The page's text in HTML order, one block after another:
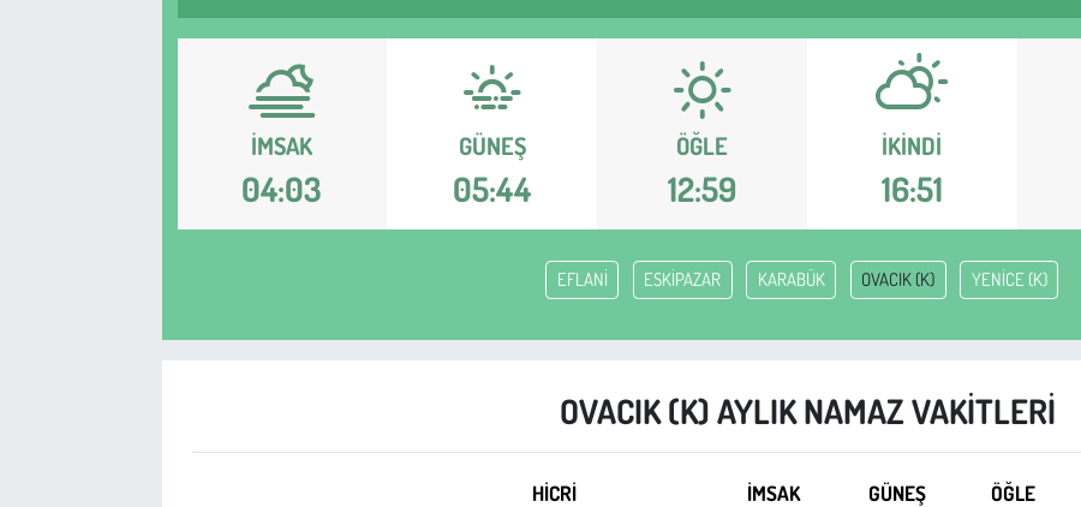
İMSAK
04:03
GÜNEŞ
05:44
ÖĞLE
12:59
İKINDI
16:51
EFLANİ ESKİPAZAR KARABÜK OVACIK (K) YENİCE (K)
OVACIK (K) AYLIK NAMAZ VAKITLERI
HİCRİ İMSAK GÜNEŞ ÖĞLE